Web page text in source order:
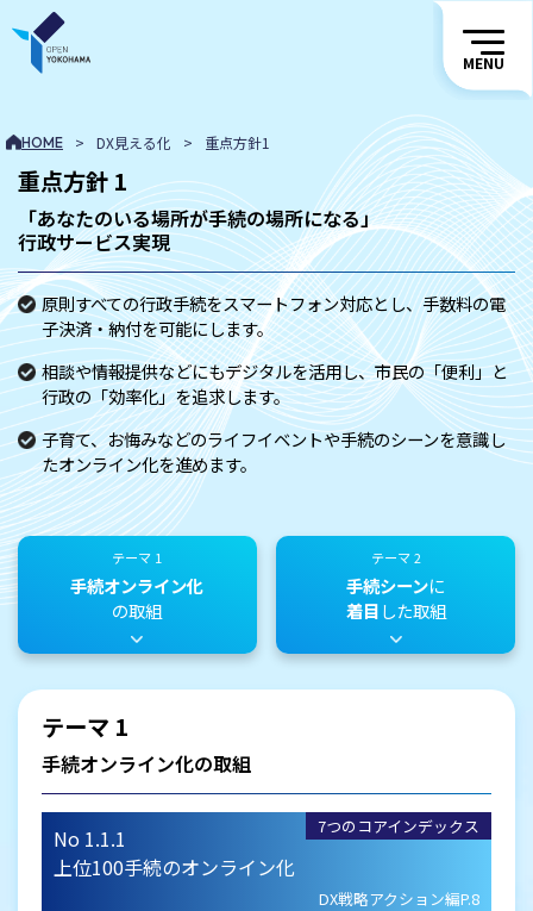
MENU
HOME > DX見える化 > 重点方針1
重点方針 1
「あなたのいる場所が手続の場所になる」
行政サービス実現
原則すべての行政手続をスマートフォン対応とし、手数料の電
子決済・納付を可能にします。
相談や情報提供などにもデジタルを活用し、市民の「便利」と
行政の「効率化」を追求します。
子育て、お悔みなどのライフイベントや手続のシーンを意識し
たオンライン化を進めます。
テーマ 1
手続オンライン化
の取組
テーマ 2
手続シーンに
着目した取組
テーマ 1
手続オンライン化の取組
No 1.1.1
上位100手続のオンライン化
7つのコアインデックス
DX戦略アクション編P.8